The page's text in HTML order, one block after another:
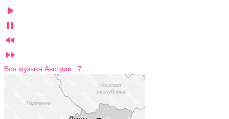




Вся музыка Австрии 7